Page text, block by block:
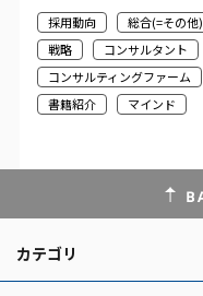
採用動向 総合(=その他)
戦略
コンサルタント
コンサルティングファーム
書籍紹介
マインド
カテゴリ